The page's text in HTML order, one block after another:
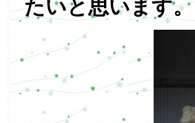
たいと思います。